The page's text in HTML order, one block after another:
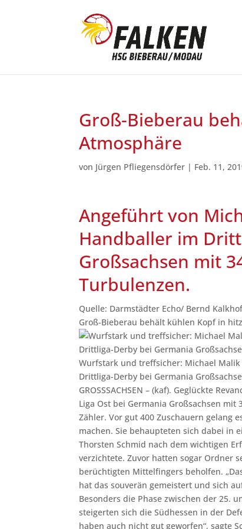
Groß-Bieberau
Atmosphäre
von Jürgen Pfliegensdörfer | Feb. 11,
Angeführt von
Handballer im
Großsachsen mit
Turbulenzen.
Quelle: Darmstädter Echo/ Bernd
Groß-Bieberau behält kühlen Kopf in
Wurfstark und treffsicher: Michael
Drittliga-Derby bei Germania
GROSSSACHSEN – (kaf). Geglückte
Liga Ost bei Germania Großsachsen
Zähler. Vor gut 400 Zuschauern gelang
machen. Sie behaupteten sich dabei in
Thorsten Schmid nach dem wichtigen
verzichtete. Zuvor hatten sogar Ordner
berüchtigten Mittelfingers beholfen.
hat das souverän gemeistert und sich
Besonders die Phase zwischen der 25.
steigerten sich die Südhessen in der
haben auch nicht gut geworfen“, sagte